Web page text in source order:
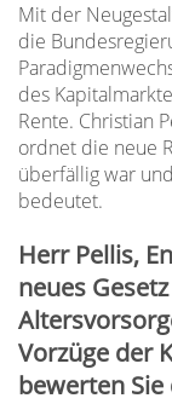
Mit der
die
des
Rente. Christian
ordnet die neue
überfällig war
bedeutet.
Herr Pellis,
neues
Vorzüge der
bewerten Sie